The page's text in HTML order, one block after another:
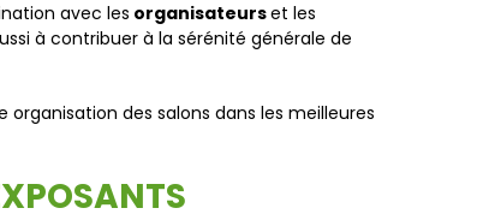
avec les organisateurset les
à contribuer à la sérénité générale de
des salons dans les meilleures